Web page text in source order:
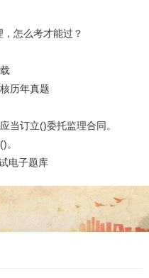
怎么考才能过？
历年真题
当订立()委托监理合同。
电子题库